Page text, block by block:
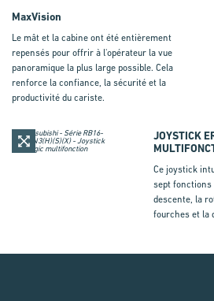
MaxVision
Le mât et la cabine ont été entièrement
repensés pour offrir à l'opérateur la vue
panoramique la plus large possible. Cela
renforce la confiance, la sécurité et la
productivité du cariste.
JOYSTICK
Ce joystick
sept fonctions
descente, la
fourches et la